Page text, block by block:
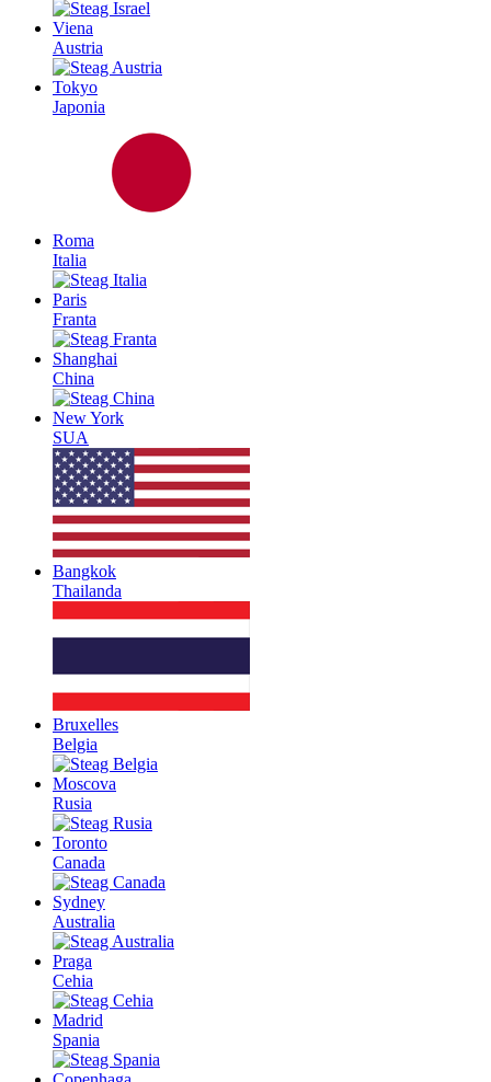
Viena
Austria
Tokyo
Japonia
Roma
Italia
Paris
Franta
Shanghai
China
New York
SUA
Bangkok
Thailanda
Bruxelles
Belgia
Moscova
Rusia
Toronto
Canada
Sydney
Australia
Praga
Cehia
Madrid
Spania